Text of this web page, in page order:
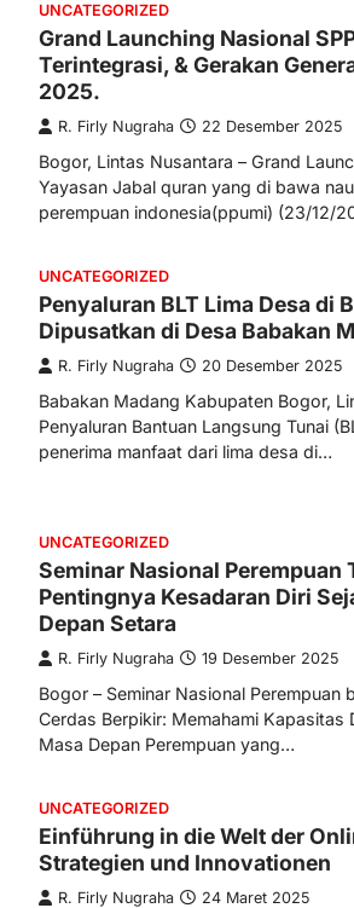
UNCATEGORIZED
Grand Launching Nasional
Terintegrasi, & Gerakan
2025.
R. Firly Nugraha 22 Desember 2025
Bogor, Lintas Nusantara – Grand
Yayasan Jabal quran yang di bawa
perempuan indonesia(ppumi) (23/12/
UNCATEGORIZED
Penyaluran BLT Lima Desa di
Dipusatkan di Desa Babakan
R. Firly Nugraha 20 Desember 2025
Babakan Madang Kabupaten Bogor,
Penyaluran Bantuan Langsung Tunai
penerima manfaat dari lima desa di…
UNCATEGORIZED
Seminar Nasional Perempuan
Pentingnya Kesadaran Diri
Depan Setara
R. Firly Nugraha 19 Desember 2025
Bogor – Seminar Nasional Perempuan
Cerdas Berpikir: Memahami Kapasitas
Masa Depan Perempuan yang…
UNCATEGORIZED
Einführung in die Welt der
Strategien und Innovationen
R. Firly Nugraha 24 Maret 2025